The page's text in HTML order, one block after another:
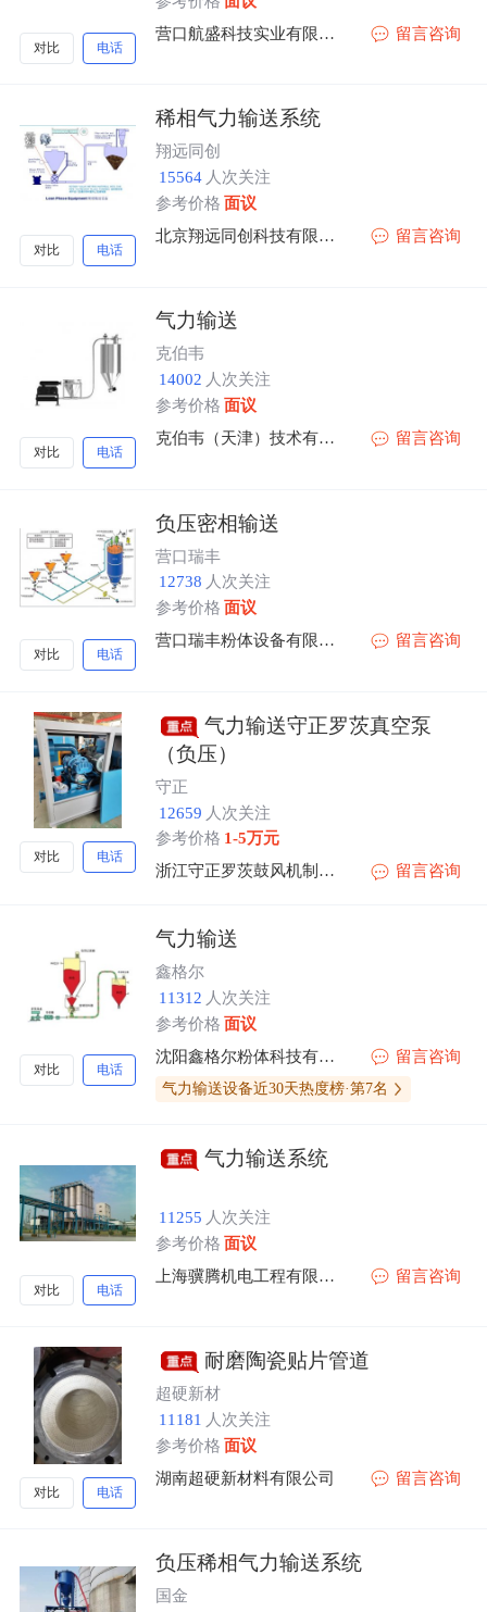
对比 电话
营口航盛科技实业有限责任公司沈阳分公司
留言咨询
对比 电话
稀相气力输送系统
翔远同创
15564 人次关注
参考价格 面议
北京翔远同创科技有限公司
留言咨询
对比 电话
气力输送
克伯韦
14002 人次关注
参考价格 面议
克伯韦（天津）技术有限公司
留言咨询
对比 电话
负压密相输送
营口瑞丰
12738 人次关注
参考价格 面议
营口瑞丰粉体设备有限公司
留言咨询
对比 电话
气力输送守正罗茨真空泵
（负压）
守正
12659 人次关注
参考价格 1-5万元
浙江守正罗茨鼓风机制造有限公司
留言咨询
对比 电话
气力输送
鑫格尔
11312 人次关注
参考价格 面议
沈阳鑫格尔粉体科技有限公司
留言咨询
气力输送设备近30天热度榜·第7名
对比 电话
气力输送系统
11255 人次关注
参考价格 面议
上海骥腾机电工程有限公司
留言咨询
对比 电话
耐磨陶瓷贴片管道
超硬新材
11181 人次关注
参考价格 面议
湖南超硬新材料有限公司
留言咨询
负压稀相气力输送系统
国金